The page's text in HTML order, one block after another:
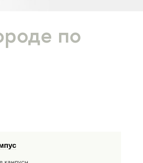
по